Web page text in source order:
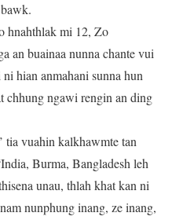
hnahthlak mi 12, Zo
an buainaa nunna chante vui
hian anmahani sunna hun
chhung ngawi rengin an ding
tia vuahin kalkhawmte tan
Burma, Bangladesh leh
unau, thlah khat kan ni
nunphung inang, ze inang,